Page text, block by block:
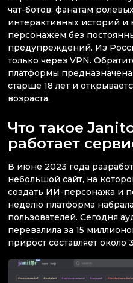
чат-ботов: фанатам
интерактивных историй и
персонажем без
предупреждений. Из
только через VPN.
платформы предназначена
старше 18 лет и
возраста.
Что такое
работает
В июне 2023 года
небольшой сайт, на
создать ИИ-персонажа и
неделю платформа
пользователей. Сегодня
перевалила за 15
прирост составляет около